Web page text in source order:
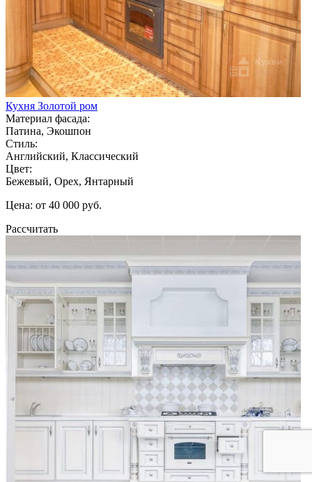
Кухня Золотой ром
Материал фасада:
Патина, Экошпон
Стиль:
Английский, Классический
Цвет:
Бежевый, Орех, Янтарный
Цена: от 40 000 руб.
Рассчитать